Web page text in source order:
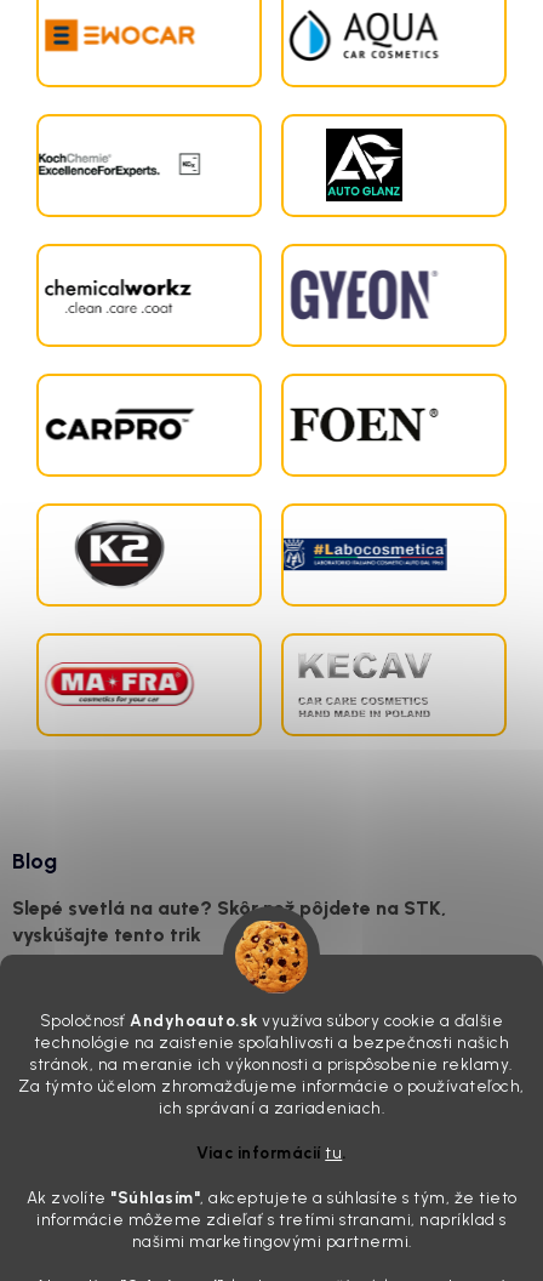
Spoločnosť Andyhoauto.sk využíva súbory cookie a ďalšie
technológie na zaistenie spoľahlivosti a bezpečnosti našich
stránok, na meranie ich výkonnosti a prispôsobenie reklamy.
Za týmto účelom zhromažďujeme informácie o používateľoch,
ich správaní a zariadeniach.
Viac informáciítu.
Ak zvolíte "Súhlasím", akceptujete a súhlasíte s tým, že tieto
informácie môžeme zdieľať s tretími stranami, napríklad s
našimi marketingovými partnermi.
Blog
Slepé svetlá na aute? Skôr než pôjdete na STK,
vyskúšajte tento trik
skutočnosti je? Často za to môžu práve „slepé“ svetlomety. Ten
mliečny, drsný povrch nie je len estetická vada. Keď slnko a soľ urobia
svoje, plexisklo začne svetlo rozptyľovať namiesto to...
Zabudnite na handru. Ak chcete mať auto naozaj čisté,
Poznáte ten moment. Vonku svieti slnko, vy sedíte v čerstvo
„upratanom“ aute, no pri pohľade na palubnú dosku vás ide poraziť. V
mriežkach ventilácie, okolo tlačidiel a v švíkoch sedačiek na vás stále